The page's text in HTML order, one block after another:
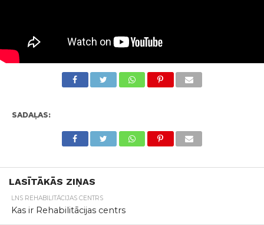
SADAĻAS:
LASĪTĀKĀS ZIŅAS
LNS REHABILITĀCIJAS CENTRS
Kas ir Rehabilitācijas centrs